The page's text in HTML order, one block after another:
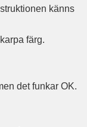
känns
färg.
det funkar OK.